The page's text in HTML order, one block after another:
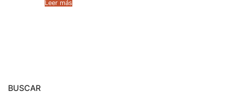
Leer más
BUSCAR